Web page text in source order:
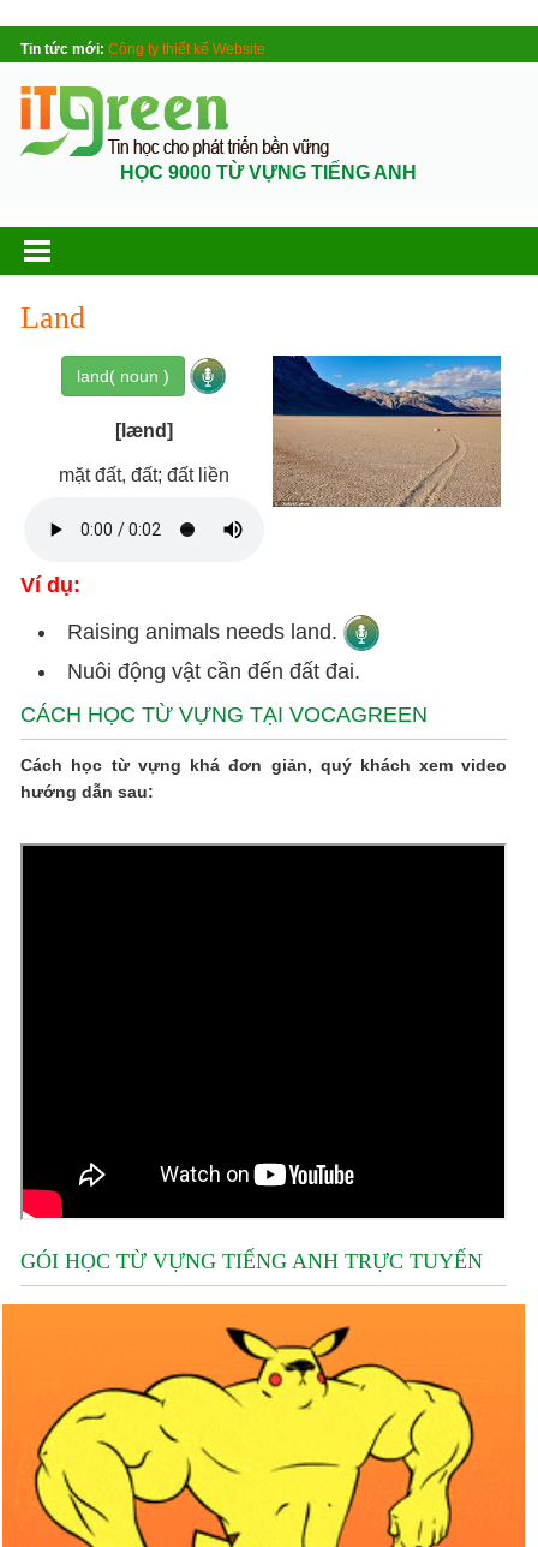
Tin tức mới: Công ty thiết kế Website
HỌC 9000 TỪ VỰNG TIẾNG ANH
Land
land( noun )
[lænd]
mặt đất, đất; đất liền
Ví dụ:
Raising animals needs land.
Nuôi động vật cần đến đất đai.
CÁCH HỌC TỪ VỰNG TẠI VOCAGREEN
Cách học từ vựng khá đơn giản, quý khách xem video
hướng dẫn sau:
GÓI HỌC TỪ VỰNG TIẾNG ANH TRỰC TUYẾN